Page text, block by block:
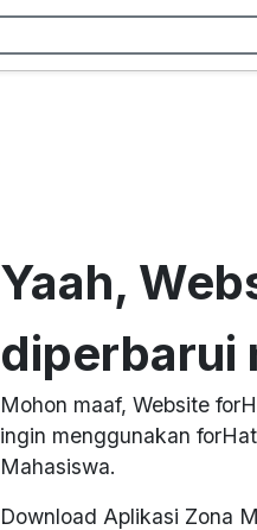
Yaah,
diperbarui
Mohon maaf, Website
ingin menggunakan
Mahasiswa.
Download Aplikasi Zona